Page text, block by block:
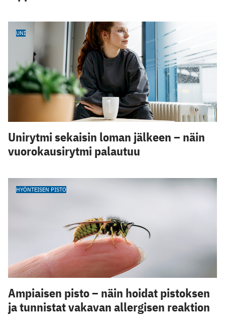
UNI
Unirytmi sekaisin loman jälkeen – näin
vuorokausirytmi palautuu
HYÖNTEISEN PISTO
Ampiaisen pisto – näin hoidat pistoksen
ja tunnistat vakavan allergisen reaktion